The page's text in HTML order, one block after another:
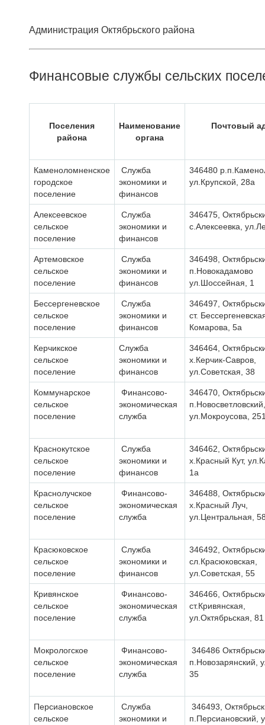
Администрация Октябрьского района
Финансовые службы сельских
Поселения
района
Наименование
органа
Почтовый
Каменоломненское
городское
поселение
Служба
экономики и
финансов
346480
ул.Крупской, 28a
Алексеевское
сельское
поселение
Служба
экономики и
финансов
346475,
с.Алексеевка,
Артемовское
сельское
поселение
Служба
экономики и
финансов
346498,
п.Новокадамово
ул.Шоссейная, 1
Бессергеневское
сельское
поселение
Служба
экономики и
финансов
346497,
ст.
Комарова, 5а
Керчикское
сельское
поселение
Служба
экономики и
финансов
346464,
х.Керчик-Савров,
ул.Советская, 38
Коммунарское
сельское
поселение
Финансово-
экономическая
служба
346470,
п.Новосветловский,
ул.Мокроусова,
Краснокутское
сельское
поселение
Служба
экономики и
финансов
346462,
х.Красный Кут,
1а
Краснолучское
сельское
поселение
Финансово-
экономическая
служба
346488,
х.Красный Луч,
ул.Центральная,
Красюковское
сельское
поселение
Служба
экономики и
финансов
346492,
сл.Красюковская,
ул.Советская, 55
Кривянское
сельское
поселение
Финансово-
экономическая
служба
346466,
ст.Кривянская,
ул.Октябрьская, 81
Мокрологское
сельское
поселение
Финансово-
экономическая
служба
346486
п.Новозарянский,
35
Персиановское
сельское
Служба
экономики и
346493,
п.Персиановский,